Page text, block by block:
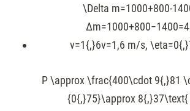
\Delta m=1000+800-
v=1{,}6v=1,6 m/s,
P \approx \frac{400\cdot 9{,}81
{0{,}75}\approx 8{,}37\text{